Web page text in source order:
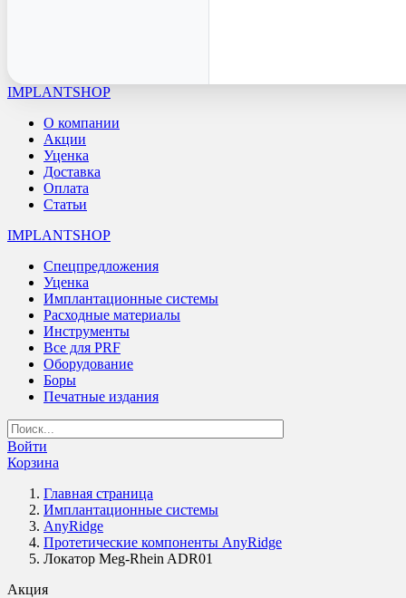
IMPLANTSHOP
О компании
Акции
Уценка
Доставка
Оплата
Статьи
IMPLANTSHOP
Спецпредложения
Уценка
Имплантационные системы
Расходные материалы
Инструменты
Все для PRF
Оборудование
Боры
Печатные издания
Войти
Корзина
Главная страница
Имплантационные системы
AnyRidge
Протетические компоненты AnyRidge
Локатор Meg-Rhein ADR01
Акция